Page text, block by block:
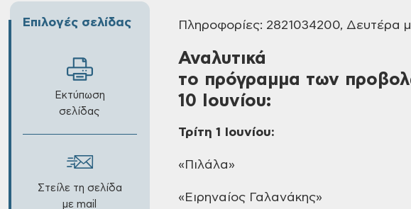
Επιλογές σελίδας
Εκτύπωση
σελίδας
Στείλε τη σελίδα
με mail
Πληροφορίες: 2821034200, Δευτέρα
Αναλυτικά
το πρόγραμμα των
10 Ιουνίου:
Τρίτη 1 Ιουνίου:
«Πιλάλα»
«Ειρηναίος Γαλανάκης»